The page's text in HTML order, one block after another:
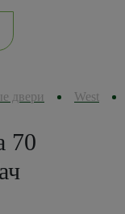
двери West
70